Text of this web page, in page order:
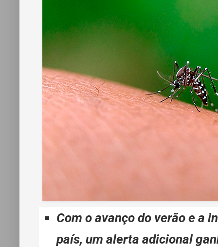
Com o avanço do verão e a
país, um alerta adicional